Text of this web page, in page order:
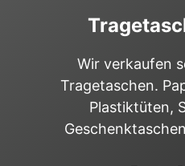
Wir verkaufen
Tragetaschen.
Plastiktüten,